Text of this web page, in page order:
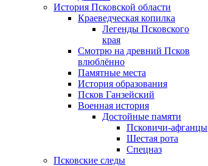
История Псковской области
Краеведческая копилка
Легенды Псковского
края
Смотрю на древний Псков
влюблённо
Памятные места
История образования
Псков Ганзейский
Военная история
Достойные памяти
Псковичи-афганцы
Шестая рота
Спецназ
Псковские следы